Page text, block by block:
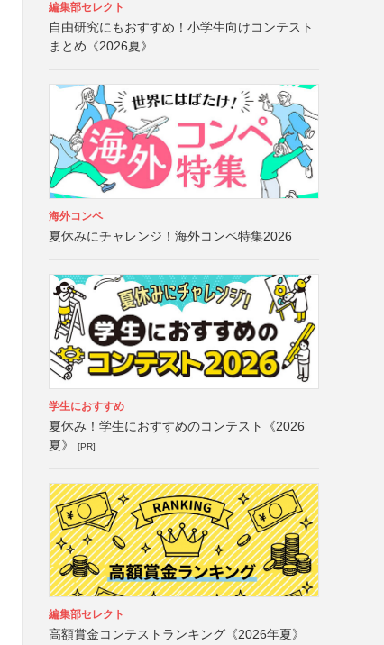
編集部セレクト
自由研究にもおすすめ！小学生向けコンテスト
まとめ《2026夏》
海外コンペ
夏休みにチャレンジ！海外コンペ特集2026
学生におすすめ
夏休み！学生におすすめのコンテスト《2026
夏》
[PR]
編集部セレクト
高額賞金コンテストランキング《2026年夏》